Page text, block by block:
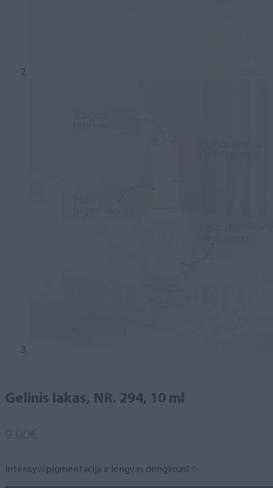
Gelinis lakas, NR. 294, 10 ml
Intensyvi pigmentacija ir lengvas dengimas! ✨